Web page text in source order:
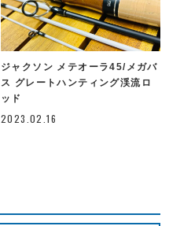
ジャクソン メテオーラ45/メガバ
ス グレートハンティング渓流ロ
ッド
2023.02.16